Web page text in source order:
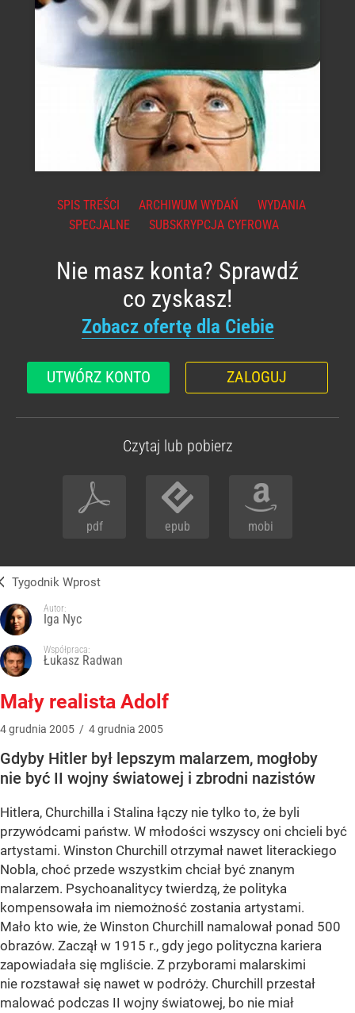
SPIS TREŚCI ARCHIWUM WYDAŃ
WYDANIA
SPECJALNE
SUBSKRYPCJA CYFROWA
Nie masz konta? Sprawdź
co zyskasz!
Zobacz ofertę dla Ciebie
UTWÓRZ KONTO ZALOGUJ
Czytaj lub pobierz
pdf epub mobi
Tygodnik Wprost
Autor:
Iga Nyc
Współpraca:
Łukasz Radwan
Mały realista Adolf
4grudnia 2005 / 4grudnia 2005
Gdyby Hitler był lepszym malarzem, mogłoby
nie być II wojny światowej i zbrodni nazistów
Hitlera, Churchilla i Stalina łączy nie tylko to, że byli
przywódcami państw. W młodości wszyscy oni chcieli być
artystami. Winston Churchill otrzymał nawet literackiego
Nobla, choć przede wszystkim chciał być znanym
malarzem. Psychoanalitycy twierdzą, że polityka
kompensowała im niemożność zostania artystami.
Mało kto wie, że Winston Churchill namalował ponad 500
obrazów. Zaczął w 1915 r., gdy jego polityczna kariera
zapowiadała się mgliście. Z przyborami malarskimi
nie rozstawał się nawet w podróży. Churchill przestał
malować podczas II wojny światowej, bo nie miał